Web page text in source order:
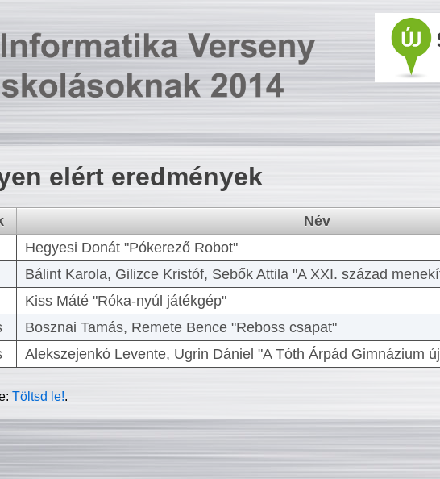
elért eredmények
Név
Hegyesi Donát "Pókerező Robot"
Bálint Karola, Gilizce Kristóf, Sebők Attila "A XXI. század
Kiss Máté "Róka-nyúl játékgép"
Bosznai Tamás, Remete Bence "Reboss csapat"
Alekszejenkó Levente, Ugrin Dániel "A Tóth Árpád Gimnázium
Töltsd le!.